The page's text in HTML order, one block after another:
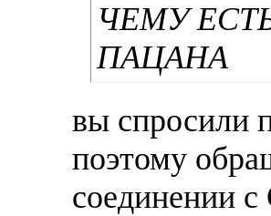
ЧЕМУ
ПАЦАНА
вы спросили
поэтому
соединении